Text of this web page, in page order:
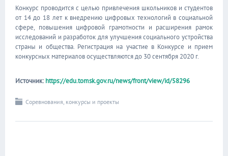
Конкурс проводится с целью привлечения школьников и студентов
от 14 до 18 лет к внедрению цифровых технологий в социальной
сфере, повышения цифровой грамотности и расширения рамок
исследований и разработок для улучшения социального устройства
страны и общества. Регистрация на участие в Конкурсе и прием
конкурсных материалов осуществляются до 30 сентября 2020 г.
Источник: https://edu.tomsk.gov.ru/news/front/view/id/58296
Соревнования, конкурсы и проекты